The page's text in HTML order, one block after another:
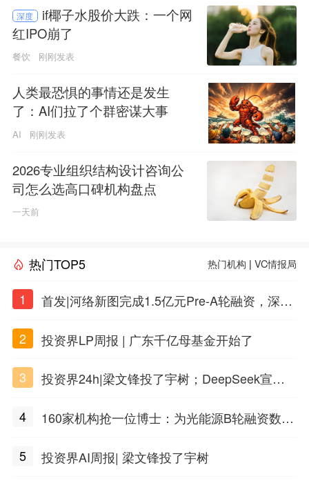
深度
if椰子水股价大跌：一个网
红IPO崩了
餐饮 刚刚发表
人类最恐惧的事情还是发生
了：AI们拉了个群密谋大事
AI 刚刚发表
2026专业组织结构设计咨询公
司怎么选高口碑机构盘点
一天前
热门TOP5 热门机构 |VC情报局
1
首发|河络新图完成1.5亿元Pre-A轮融资，深耕i
2
投资界LP周报 | 广东千亿母基金开始了
3
投资界24h|梁文锋投了宇树；DeepSeek宣布
4
160家机构抢一位博士：为光能源B轮融资数亿
5
投资界AI周报| 梁文锋投了宇树